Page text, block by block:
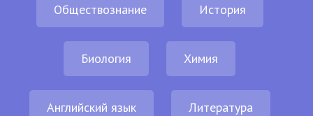
Обществознание История
Биология Химия
Английский язык Литература